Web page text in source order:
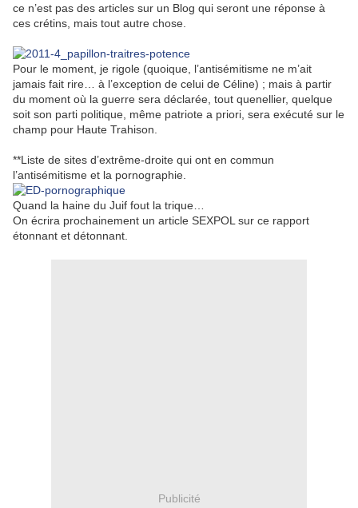
ce n’est pas des articles sur un Blog qui seront une réponse à
ces crétins, mais tout autre chose.
Pour le moment, je rigole (quoique, l’antisémitisme ne m’ait
jamais fait rire… à l’exception de celui de Céline) ; mais à partir
du moment où la guerre sera déclarée, tout quenellier, quelque
soit son parti politique, même patriote a priori, sera exécuté sur le
champ pour Haute Trahison.
**Liste de sites d’extrême-droite qui ont en commun
l’antisémitisme et la pornographie.
Quand la haine du Juif fout la trique…
On écrira prochainement un article SEXPOL sur ce rapport
étonnant et détonnant.
Publicité